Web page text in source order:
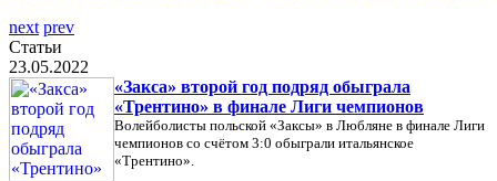
next prev
Статьи
23.05.2022
«Закса» второй год подряд обыграла
«Трентино» в финале Лиги чемпионов
Волейболисты польской «Заксы» в Любляне в финале Лиги
чемпионов со счётом 3:0 обыграли итальянское
«Трентино».